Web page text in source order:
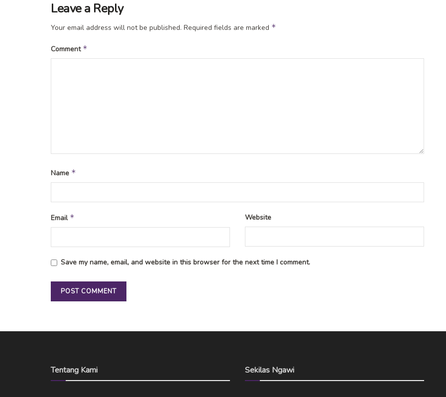
Leave a Reply
Your email address will not be published. Required fields are marked *
Comment *
Name *
Email * Website
Save my name, email, and website in this browser for the next time I comment.
Tentang Kami Sekilas Ngawi